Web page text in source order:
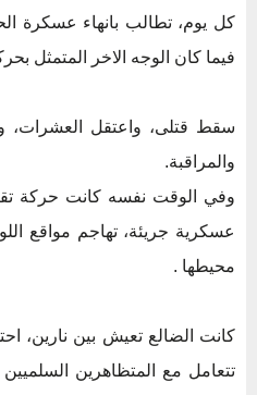
كل يوم، تطالب بانهاء عسكرة
فيما كان الوجه الاخر المتمثل
سقط قتلى، واعتقل العشرات،
والمراقبة.
وفي الوقت نفسه كانت حركة
عسكرية جريئة، تهاجم مواقع
محيطها .
كانت الضالع تعيش بين نارين،
تتعامل مع المتظاهرين